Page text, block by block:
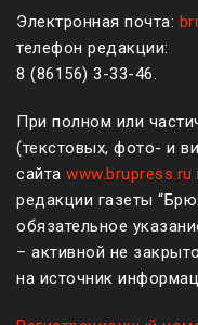
Электронная почта:
телефон редакции:
8 (861 56) 3-33-46.
При полном или
(текстовых, фото- и
сайта www.brupress.ru
редакции газеты
обязательное
– активной не
на источник